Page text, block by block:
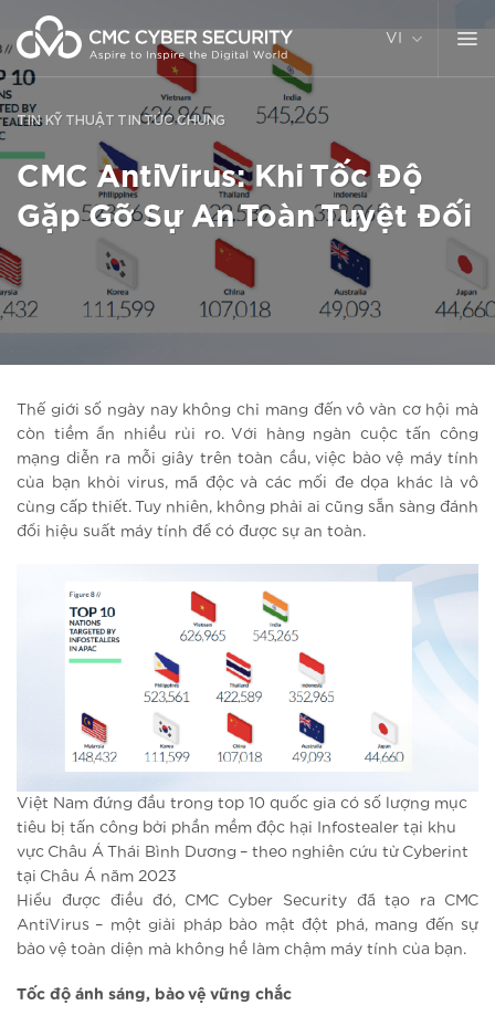
đến
nội
dung
VI
TIN KỸ THUẬT TIN TỨC CHUNG
CMC AntiVirus: Khi Tốc Độ
Gặp Gỡ Sự An Toàn Tuyệt Đối
Thế giới số ngày nay không chỉ mang đến vô vàn cơ hội mà
còn tiềm ẩn nhiều rủi ro. Với hàng ngàn cuộc tấn công
mạng diễn ra mỗi giây trên toàn cầu, việc bảo vệ máy tính
của bạn khỏi virus, mã độc và các mối đe dọa khác là vô
cùng cấp thiết. Tuy nhiên, không phải ai cũng sẵn sàng đánh
đổi hiệu suất máy tính để có được sự an toàn.
Việt Nam đứng đầu trong top 10 quốc gia có số lượng mục
tiêu bị tấn công bởi phần mềm độc hại Infostealer tại khu
vực Châu Á Thái Bình Dương – theo nghiên cứu từ Cyberint
tại Châu Á năm 2023
Hiểu được điều đó, CMC Cyber Security đã tạo ra CMC
AntiVirus – một giải pháp bảo mật đột phá, mang đến sự
bảo vệ toàn diện mà không hề làm chậm máy tính của bạn.
Tốc độ ánh sáng, bảo vệ vững chắc